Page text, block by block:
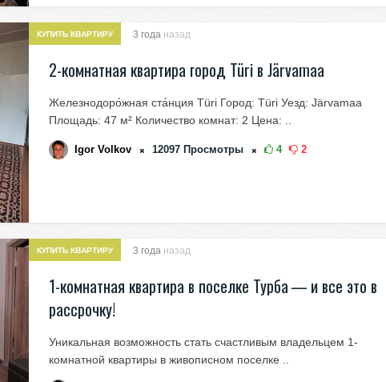
КУПИТЬ КВАРТИРУ 3 года назад
2-комнатная квартира город Türi в Järvamaa
Железнодоро́жная ста́нция Türi Город: Türi Уезд: Järvamaa
Площадь: 47 м² Количество комнат: 2 Цена: ..
Igor Volkov 12097 Просмотры 4 2
КУПИТЬ КВАРТИРУ 3 года назад
1-комнатная квартира в поселке Турба — и все это в
рассрочку!
Уникальная возможность стать счастливым владельцем 1-
комнатной квартиры в живописном поселке ..